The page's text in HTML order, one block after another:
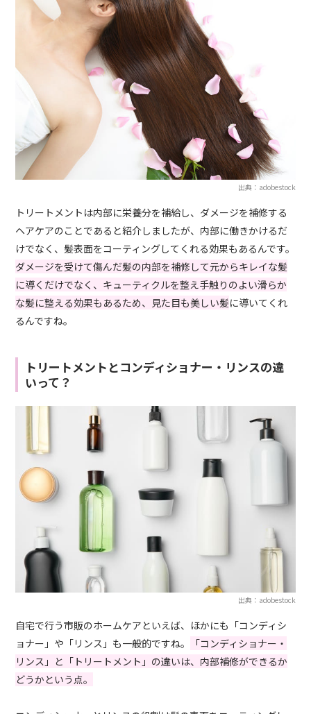
出典：adobestock
トリートメントは内部に栄養分を補給し、ダメージを補修する
ヘアケアのことであると紹介しましたが、内部に働きかけるだ
けでなく、髪表面をコーティングしてくれる効果もあるんです。
ダメージを受けて傷んだ髪の内部を補修して元からキレイな髪
に導くだけでなく、キューティクルを整え手触りのよい滑らか
な髪に整える効果もあるため、見た目も美しい髪に導いてくれ
るんですね。
トリートメントとコンディショナー・リンスの違
いって？
出典：adobestock
自宅で行う市販のホームケアといえば、ほかにも「コンディシ
ョナー」や「リンス」も一般的ですね。
「コンディショナー・
リンス」と「トリートメント」の違いは、内部補修ができるか
どうかという点。